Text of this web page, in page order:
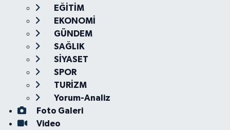
EĞİTİM
EKONOMİ
GÜNDEM
SAĞLIK
SİYASET
SPOR
TURİZM
Yorum-Analiz
Foto Galeri
Video